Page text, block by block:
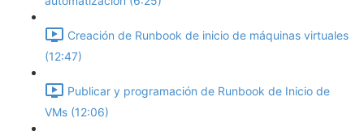
Creación de Runbook de inicio de máquinas virtuales
(12:47)
Publicar y programación de Runbook de Inicio de
VMs (12:06)